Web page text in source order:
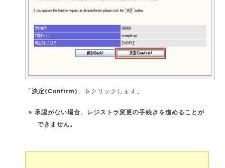
「決定(Confirm) 」をクリックします。
※承認がない場合、レジストラ変更の手続きを進めることが
できません。